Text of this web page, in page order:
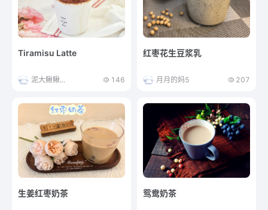
Tiramisu Latte
泥大鳅鳅... 146
红枣花生豆浆乳
月月的妈5 207
生姜红枣奶茶 鸳鸯奶茶